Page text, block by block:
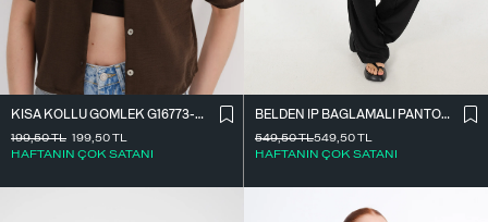
KISA KOLLU GÖMLEK G16773-Z8
199,50TL
HAFTANIN ÇOK SATANI
199,50TL
BELDEN İ̇P BAĞLAMALI PANTOLON PN16372-İ6
549,50TL
HAFTANIN ÇOK SATANI
549,50TL